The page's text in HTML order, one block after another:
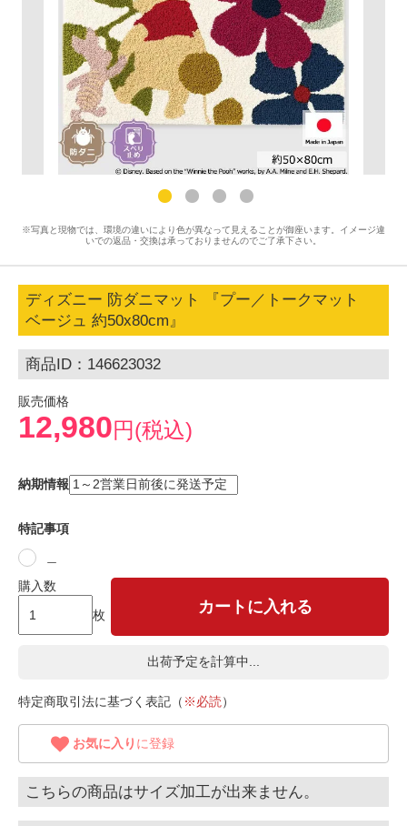
※写真と現物では、環境の違いにより色が異なって見えることが御座います。イメージ違
いでの返品・交換は承っておりませんのでご了承下さい。
ディズニー 防ダニマット 『プー／トークマット
ベージュ 約50x80cm』
商品ID：146623032
販売価格
12,980円(税込)
納期情報
特記事項
購入数
枚
カートに入れる
出荷予定を計算中...
特定商取引法に基づく表記（ ※必読）
お気に入り に登録
こちらの商品はサイズ加工が出来ません。